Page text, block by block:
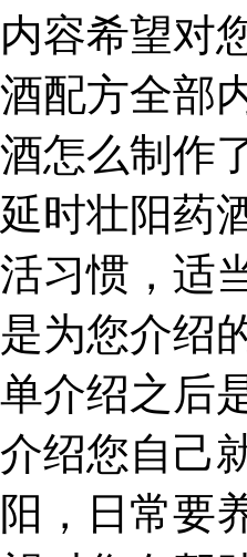
内容希望对
酒配方全部
酒怎么制作
延时壮阳药
活习惯，适
是为您介绍
单介绍之后
介绍您自己
阳，日常要